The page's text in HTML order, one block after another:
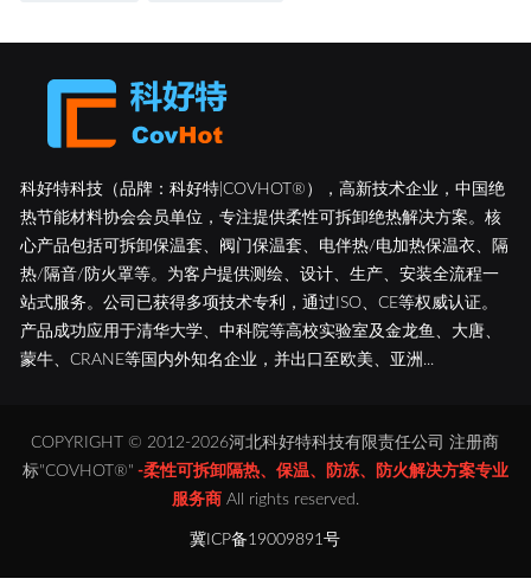
科好特科技（品牌：科好特|COVHOT®），高新技术企业，中国绝
热节能材料协会会员单位，专注提供柔性可拆卸绝热解决方案。核
心产品包括可拆卸保温套、阀门保温套、电伴热/电加热保温衣、隔
热/隔音/防火罩等。为客户提供测绘、设计、生产、安装全流程一
站式服务。公司已获得多项技术专利，通过ISO、CE等权威认证。
产品成功应用于清华大学、中科院等高校实验室及金龙鱼、大唐、
蒙牛、CRANE等国内外知名企业，并出口至欧美、亚洲...
COPYRIGHT © 2012-2026河北科好特科技有限责任公司 注册商
标"COVHOT®" -柔性可拆卸隔热、保温、防冻、防火解决方案专业
服务商All rights reserved.
冀ICP备19009891号